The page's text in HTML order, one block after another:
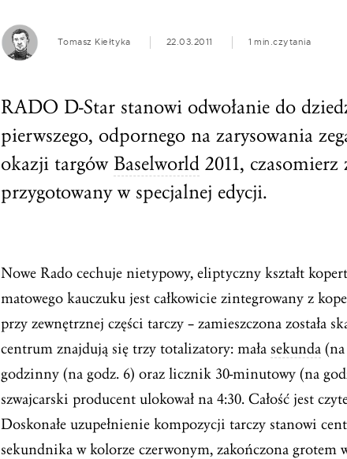
Tomasz Kiełtyka 22.03.2011 1 min.czytania
RADO D-Star stanowi odwołanie do
pierwszego, odpornego na zarysowania
okazji targów Baselworld 2011, czasomierz
przygotowany w specjalnej edycji.
Nowe Rado cechuje nietypowy, eliptyczny kształt
matowego kauczuku jest całkowicie zintegrowany z
przy zewnętrznej części tarczy – zamieszczona została
centrum znajdują się trzy totalizatory: mała sekunda
godzinny (na godz. 6) oraz licznik 30-minutowy (na
szwajcarski producent ulokował na 4:30. Całość jest
Doskonałe uzupełnienie kompozycji tarczy stanowi
sekundnika w kolorze czerwonym, zakończona grotem